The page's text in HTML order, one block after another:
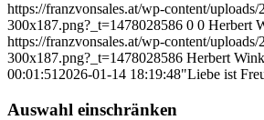
https://franzvonsales.at/wp-content/
300x187.png?_t=1478028586 0 0 Herbert
https://franzvonsales.at/wp-content/
300x187.png?_t=1478028586 Herbert
00:01:51 2026-01-14 18:19:48"Liebe ist
Auswahl einschränken